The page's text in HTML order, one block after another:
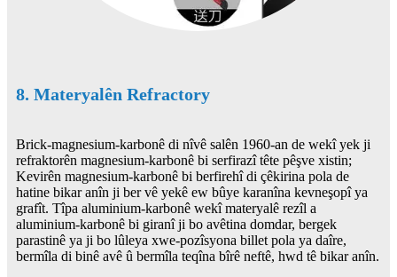
8. Materyalên Refractory
Brick-magnesium-karbonê di nîvê salên 1960-an de wekî yek ji
refraktorên magnesium-karbonê bi serfirazî tête pêşve xistin;
Kevirên magnesium-karbonê bi berfirehî di çêkirina pola de
hatine bikar anîn ji ber vê yekê ew bûye karanîna kevneşopî ya
grafît. Tîpa aluminium-karbonê wekî materyalê rezîl a
aluminium-karbonê bi giranî ji bo avêtina domdar, bergek
parastinê ya ji bo lûleya xwe-pozîsyona billet pola ya daîre,
bermîla di binê avê û bermîla teqîna bîrê neftê, hwd tê bikar anîn.